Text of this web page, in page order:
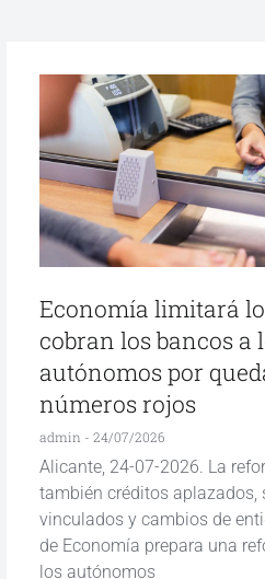
Economía limitará
cobran los bancos a
autónomos por
números rojos
admin 24/07/2026
Alicante, 24-07-2026. La
también créditos aplazados,
vinculados y cambios de
de Economía prepara una
los autónomos